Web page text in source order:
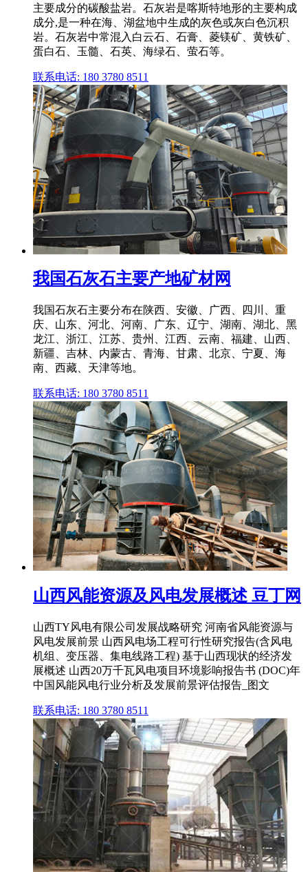
主要成分的碳酸盐岩。石灰岩是喀斯特地形的主要构成
成分,是一种在海、湖盆地中生成的灰色或灰白色沉积
岩。石灰岩中常混入白云石、石膏、菱镁矿、黄铁矿、
蛋白石、玉髓、石英、海绿石、萤石等。
联系电话: 180 3780 8511
我国石灰石主要产地矿材网
我国石灰石主要分布在陕西、安徽、广西、四川、重
庆、山东、河北、河南、广东、辽宁、湖南、湖北、黑
龙江、浙江、江苏、贵州、江西、云南、福建、山西、
新疆、吉林、内蒙古、青海、甘肃、北京、宁夏、海
南、西藏、天津等地。
联系电话: 180 3780 8511
山西风能资源及风电发展概述 豆丁网
山西TY风电有限公司发展战略研究 河南省风能资源与
风电发展前景 山西风电场工程可行性研究报告(含风电
机组、变压器、集电线路工程) 基于山西现状的经济发
展概述 山西20万千瓦风电项目环境影响报告书 (DOC)年
中国风能风电行业分析及发展前景评估报告_图文
联系电话: 180 3780 8511